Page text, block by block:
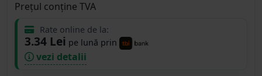
Prețul conține TVA
Rate online de la:
3.34 Lei pe lună prin
vezi detalii